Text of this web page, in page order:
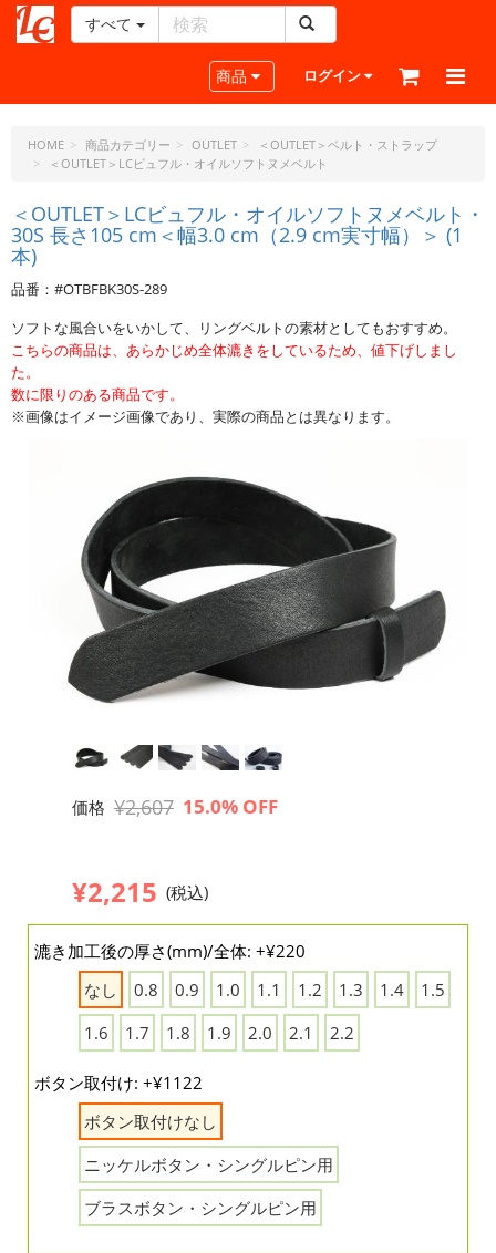
ー
ラ
フ
ド
ッ
ト・
ジ
ー
ピ
ー
すべて
Toggle navigation
商品 ログイン
HOME 商品カテゴリー OUTLET
＜OUTLET＞ベルト・ストラップ
＜OUTLET＞LCビュフル・オイルソフトヌメベルト
＜OUTLET＞LCビュフル・オイルソフトヌメベルト・
30S 長さ105 cm＜幅3.0 cm（2.9 cm実寸幅）＞ (1
本)
品番：#OTBFBK30S-289
ソフトな風合いをいかして、リングベルトの素材としてもおすすめ。
こちらの商品は、あらかじめ全体漉きをしているため、値下げしまし
た。
数に限りのある商品です。
※画像はイメージ画像であり、実際の商品とは異なります。
価格 ¥2,607 15.0% OFF
¥2,215 (税込)
漉き加工後の厚さ(mm)/全体: +¥220
なし
0.8 0.9 1.0 1.1 1.2 1.3 1.4
1.5
1.6
1.7 1.8 1.9 2.0 2.1 2.2
ボタン取付け: +¥1122
ボタン取付けなし
ニッケルボタン・シングルピン用
ブラスボタン・シングルピン用